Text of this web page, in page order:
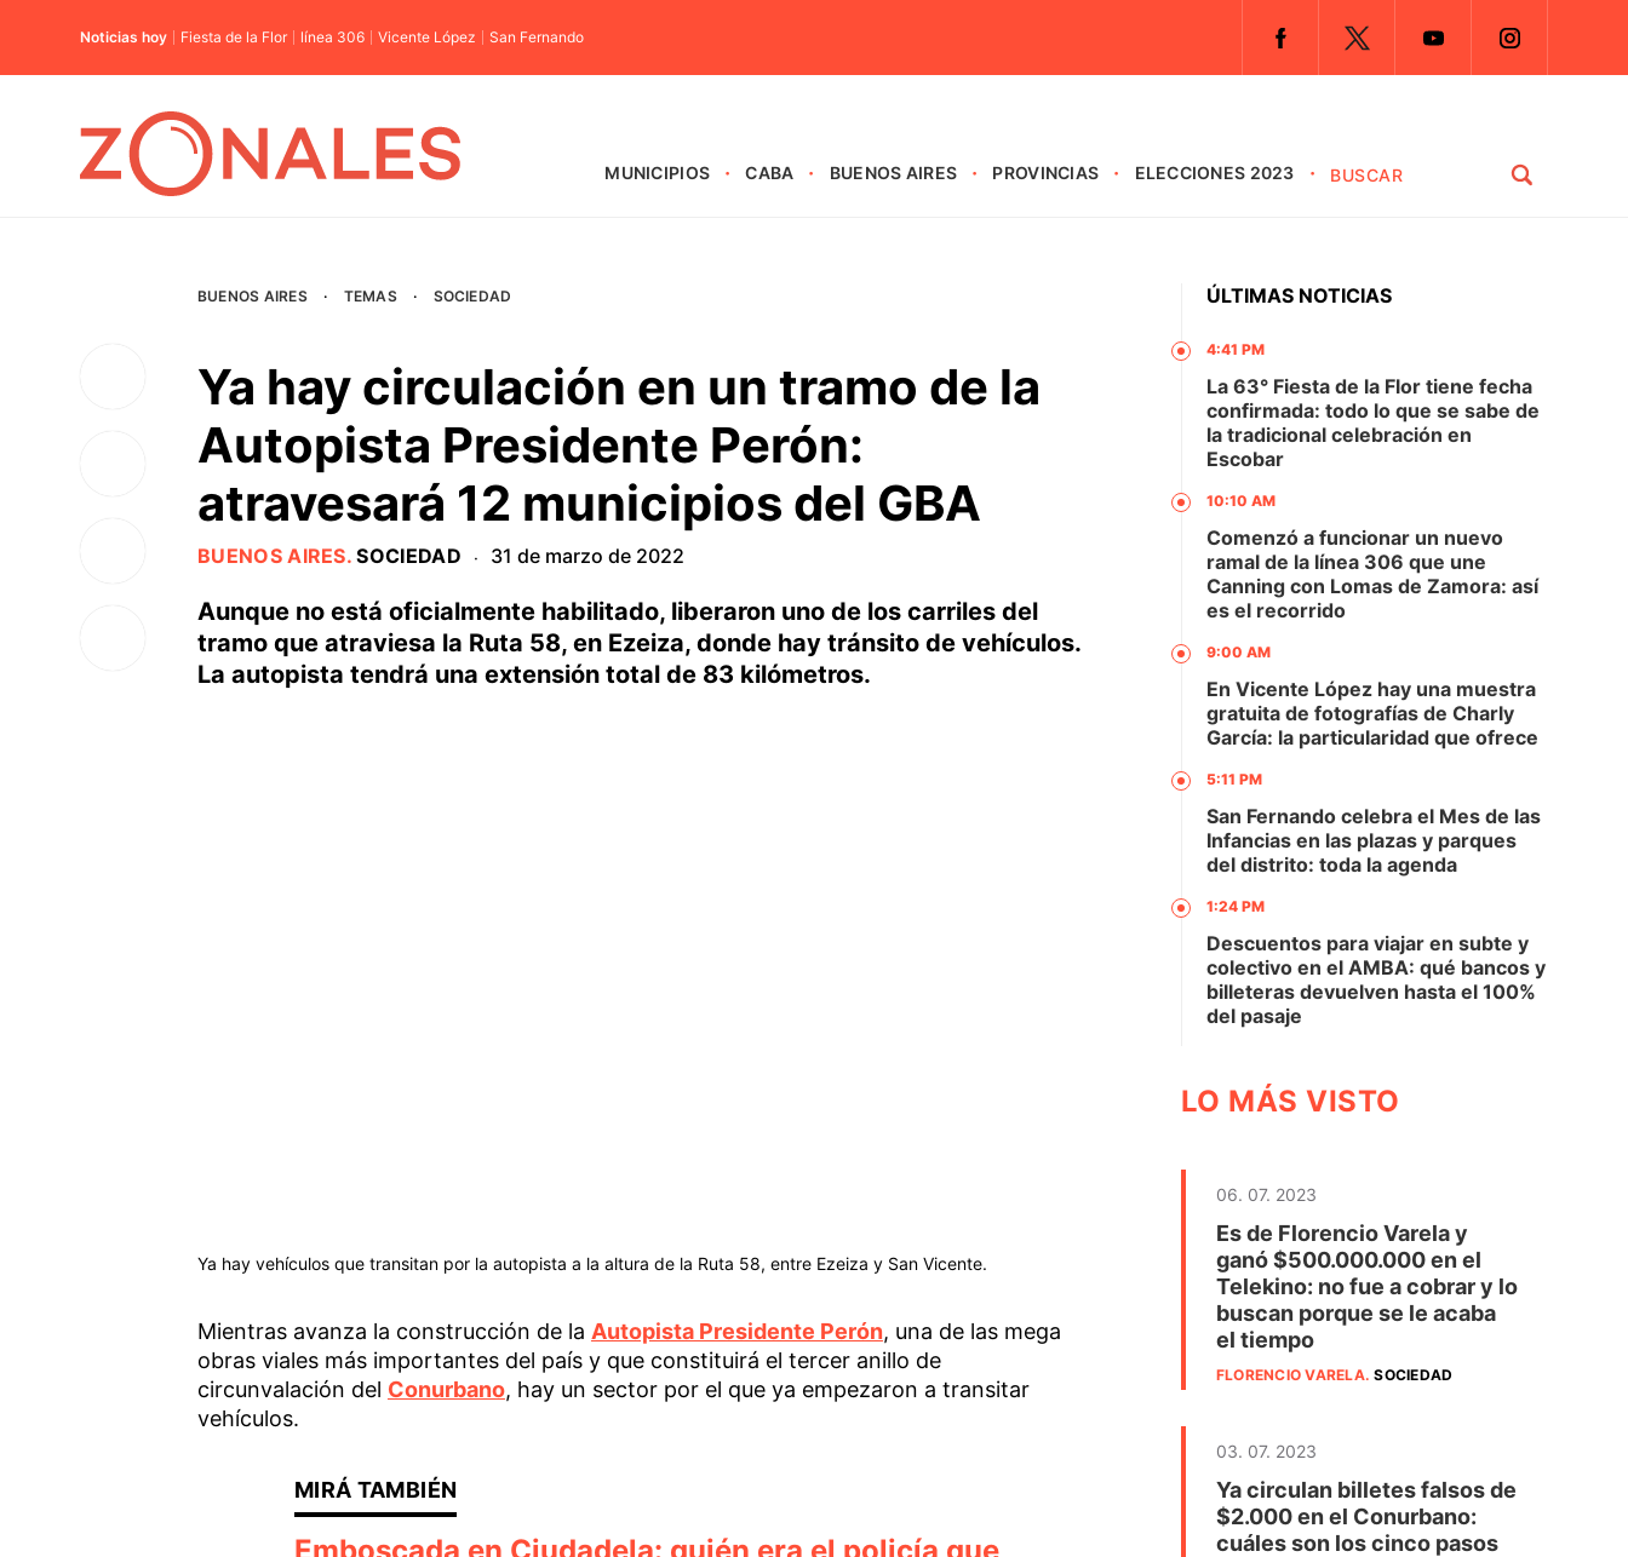
Noticias hoy Fiesta de la Flor línea 306 Vicente López San Fernando
MUNICIPIOS CABA BUENOS AIRES PROVINCIAS ELECCIONES 2023
BUENOS AIRES · TEMAS · SOCIEDAD
Ya hay circulación en un tramo de la
Autopista Presidente Perón:
atravesará 12 municipios del GBA
BUENOS AIRES.SOCIEDAD · 31 de marzo de 2022
Aunque no está oficialmente habilitado, liberaron uno de los carriles del
tramo que atraviesa la Ruta 58, en Ezeiza, donde hay tránsito de vehículos.
La autopista tendrá una extensión total de 83 kilómetros.
Ya hay vehículos que transitan por la autopista a la altura de la Ruta 58, entre Ezeiza y San Vicente.
Mientras avanza la construcción de la Autopista Presidente Perón, una de las mega
obras viales más importantes del país y que constituirá el tercer anillo de
circunvalación del Conurbano, hay un sector por el que ya empezaron a transitar
vehículos.
ÚLTIMAS NOTICIAS
4:41 PM
La 63° Fiesta de la Flor tiene fecha
confirmada: todo lo que se sabe de
la tradicional celebración en
Escobar
10:10 AM
Comenzó a funcionar un nuevo
ramal de la línea 306 que une
Canning con Lomas de Zamora: así
es el recorrido
9:00 AM
En Vicente López hay una muestra
gratuita de fotografías de Charly
García: la particularidad que ofrece
5:11 PM
San Fernando celebra el Mes de las
Infancias en las plazas y parques
del distrito: toda la agenda
1:24 PM
Descuentos para viajar en subte y
colectivo en el AMBA: qué bancos y
billeteras devuelven hasta el 100%
del pasaje
LO MÁS VISTO
06. 07. 2023
Es de Florencio Varela y
ganó $500.000.000 en el
Telekino: no fue a cobrar y lo
buscan porque se le acaba
el tiempo
FLORENCIO VARELA.SOCIEDAD
03. 07. 2023
Ya circulan billetes falsos de
$2.000 en el Conurbano:
cuáles son los cinco pasos